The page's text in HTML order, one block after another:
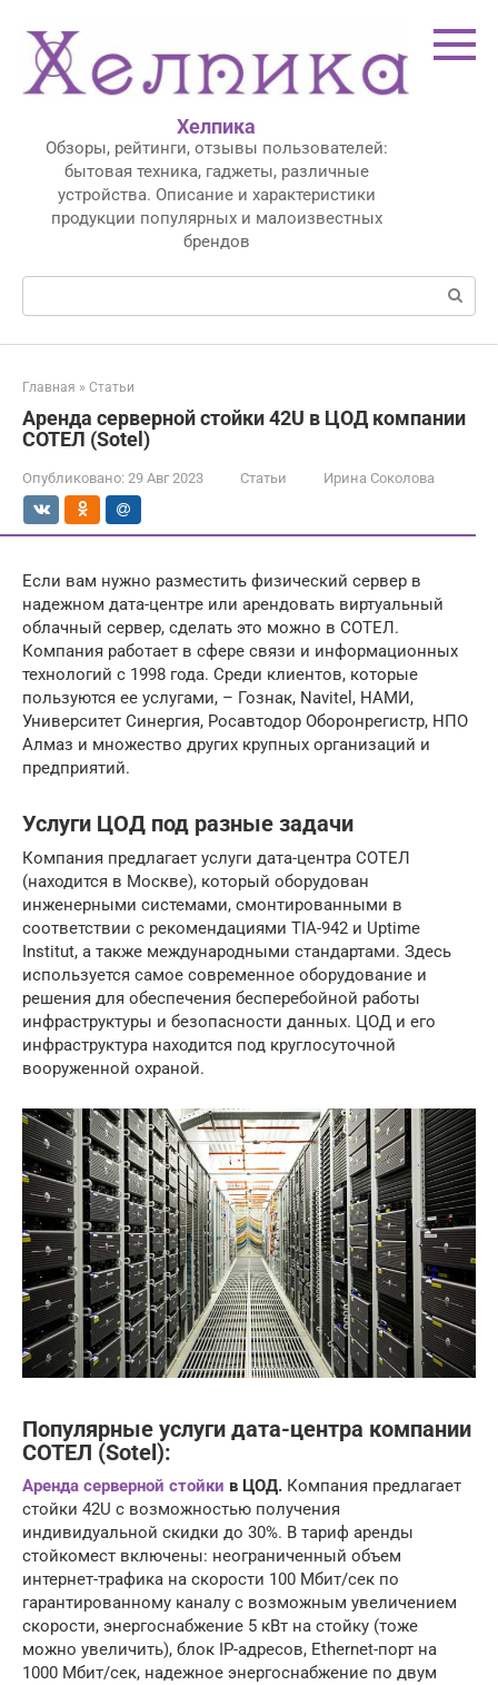
контенту
Хелпика
Обзоры, рейтинги, отзывы пользователей:
бытовая техника, гаджеты, различные
устройства. Описание и характеристики
продукции популярных и малоизвестных
брендов
Поиск:
Главная » Статьи
Аренда серверной стойки 42U в ЦОД компании
СОТЕЛ (Sotel)
Опубликовано: 29 Авг 2023 Статьи Ирина Соколова
Если вам нужно разместить физический сервер в
надежном дата-центре или арендовать виртуальный
облачный сервер, сделать это можно в СОТЕЛ.
Компания работает в сфере связи и информационных
технологий с 1998 года. Среди клиентов, которые
пользуются ее услугами, – Гознак, Navitel, НАМИ,
Университет Синергия, Росавтодор Оборонрегистр, НПО
Алмаз и множество других крупных организаций и
предприятий.
Услуги ЦОД под разные задачи
Компания предлагает услуги дата-центра СОТЕЛ
(находится в Москве), который оборудован
инженерными системами, смонтированными в
соответствии с рекомендациями TIA-942 и Uptime
Institut, а также международными стандартами. Здесь
используется самое современное оборудование и
решения для обеспечения бесперебойной работы
инфраструктуры и безопасности данных. ЦОД и его
инфраструктура находится под круглосуточной
вооруженной охраной.
Популярные услуги дата-центра компании
СОТЕЛ (Sotel):
Аренда серверной стойки в ЦОД. Компания предлагает
стойки 42U с возможностью получения
индивидуальной скидки до 30%. В тариф аренды
стойкомест включены: неограниченный объем
интернет-трафика на скорости 100 Мбит/сек по
гарантированному каналу с возможным увеличением
скорости, энергоснабжение 5 кВт на стойку (тоже
можно увеличить), блок IP-адресов, Ethernet-порт на
1000 Мбит/сек, надежное энергоснабжение по двум